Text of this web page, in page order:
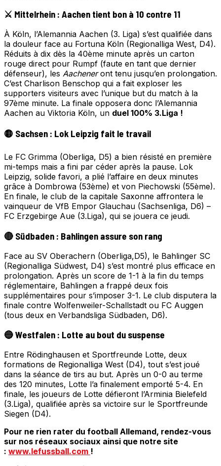
⚔️ Mittelrhein : Aachen tient bon à 10 contre 11
À Köln, l’Alemannia Aachen (3. Liga) s’est qualifiée dans
la douleur face au Fortuna Köln (Regionalliga West, D4).
Réduits à dix dès la 40ème minute après un carton
rouge direct pour Rumpf (faute en tant que dernier
défenseur), les Aacheneront tenu jusqu’en prolongation.
C’est Charlison Benschop qui a fait exploser les
supporters visiteurs avec l’unique but du match à la
97ème minute. La finale opposera donc l’Alemannia
Aachen au Viktoria Köln, un duel 100% 3.Liga !
🟡 Sachsen : Lok Leipzig fait le travail
Le FC Grimma (Oberliga, D5) a bien résisté en première
mi-temps mais a fini par céder après la pause. Lok
Leipzig, solide favori, a plié l’affaire en deux minutes
grâce à Dombrowa (53ème) et von Piechowski (55ème).
En finale, le club de la capitale Saxonne affrontera le
vainqueur de VfB Empor Glauchau (Sachsenliga, D6) –
FC Erzgebirge Aue (3.Liga), qui se jouera ce jeudi.
🔴 Südbaden : Bahlingen assure son rang
Face au SV Oberachern (Oberliga,D5), le Bahlinger SC
(Regionalliga Südwest, D4) s’est montré plus efficace en
prolongation. Après un score de 1-1 à la fin du temps
réglementaire, Bahlingen a frappé deux fois
supplémentaires pour s’imposer 3-1. Le club disputera la
finale contre Wolfenweiler-Schallstadt ou FC Auggen
(tous deux en Verbandsliga Südbaden, D6).
🔵 Westfalen : Lotte au bout du suspense
Entre Rödinghausen et Sportfreunde Lotte, deux
formations de Regionalliga West (D4), tout s’est joué
dans la séance de tirs au but. Après un 0-0 au terme
des 120 minutes, Lotte l’a finalement emporté 5-4. En
finale, les joueurs de Lotte défieront l’Arminia Bielefeld
(3.Liga), qualifiée après sa victoire sur le Sportfreunde
Siegen (D4).
Pour ne rien rater du football Allemand, rendez-vous
sur nos réseaux sociaux ainsi que notre site
: www.lefussball.com !